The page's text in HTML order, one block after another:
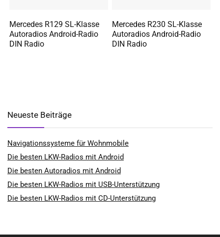
Mercedes R129 SL-Klasse
Autoradios Android-Radio
DIN Radio
Mercedes R230 SL-Klasse
Autoradios Android-Radio
DIN Radio
Neueste Beiträge
Navigationssysteme für Wohnmobile
Die besten LKW-Radios mit Android
Die besten Autoradios mit Android
Die besten LKW-Radios mit USB-Unterstützung
Die besten LKW-Radios mit CD-Unterstützung